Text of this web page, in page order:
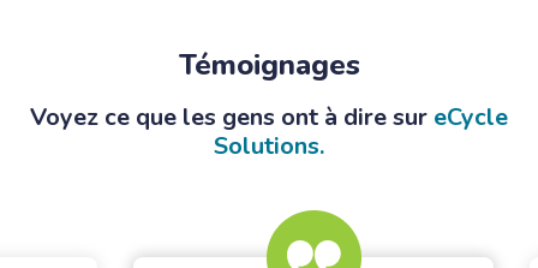
Témoignages
Voyez ce que les gens ont à dire sur eCycle
Solutions.